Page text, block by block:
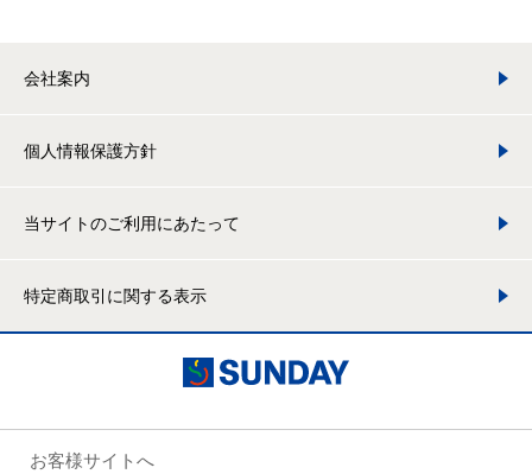
会社案内
個人情報保護方針
当サイトのご利用にあたって
特定商取引に関する表示
お客様サイトへ